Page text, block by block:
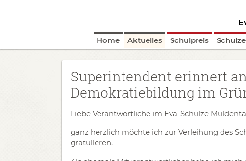
Home Aktuelles Schulpreis
Superintendent erinnert
Demokratiebildung im
Liebe Verantwortliche im Eva-Schulze
ganz herzlich möchte ich zur Verleihung des
gratulieren.